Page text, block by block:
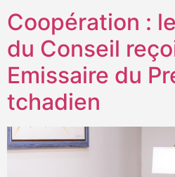
Coopération :
du Conseil
Emissaire du
tchadien